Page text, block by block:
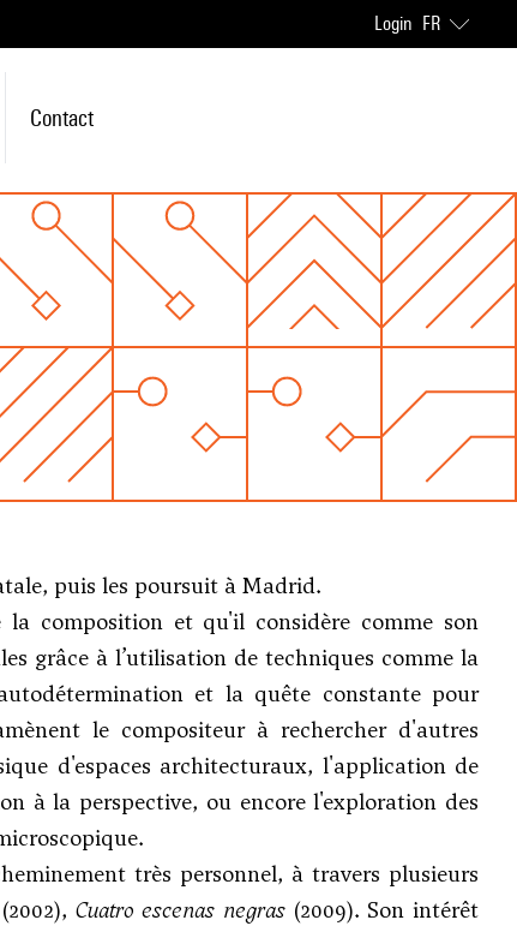
Login FR
Contact
puis les poursuit à Madrid.
composition et qu'il considère comme son
grâce à l’utilisation de techniques comme la
et la quête constante pour
le compositeur à rechercher d'autres
d'espaces architecturaux, l'application de
à la perspective, ou encore l'exploration des
très personnel, à travers plusieurs
(2002), Cuatro escenas negras (2009). Son intérêt